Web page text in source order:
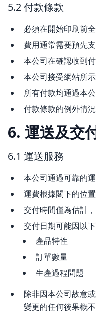
5.2 付款條款
必須在開始印刷前
費用通常需要預先
本公司在確認收到
本公司接受網站所
所有付款均通過本
付款條款的例外情
6. 運送及交
6.1 運送服務
本公司通過可靠的
運費根據閣下的位
交付時間僅為估計
交付日期可能因以
產品特性
訂單數量
生產過程問題
除非因本公司故意
變更的任何後果概